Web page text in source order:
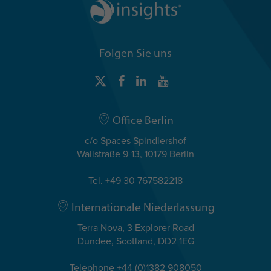
Folgen Sie uns
Office Berlin
c/o Spaces Spindlershof
Wallstraße 9-13, 10179 Berlin
Tel. +49 30 767582218
Internationale Niederlassung
Terra Nova, 3 Explorer Road
Dundee, Scotland, DD2 1EG
Telephone +44 (0)1382 908050